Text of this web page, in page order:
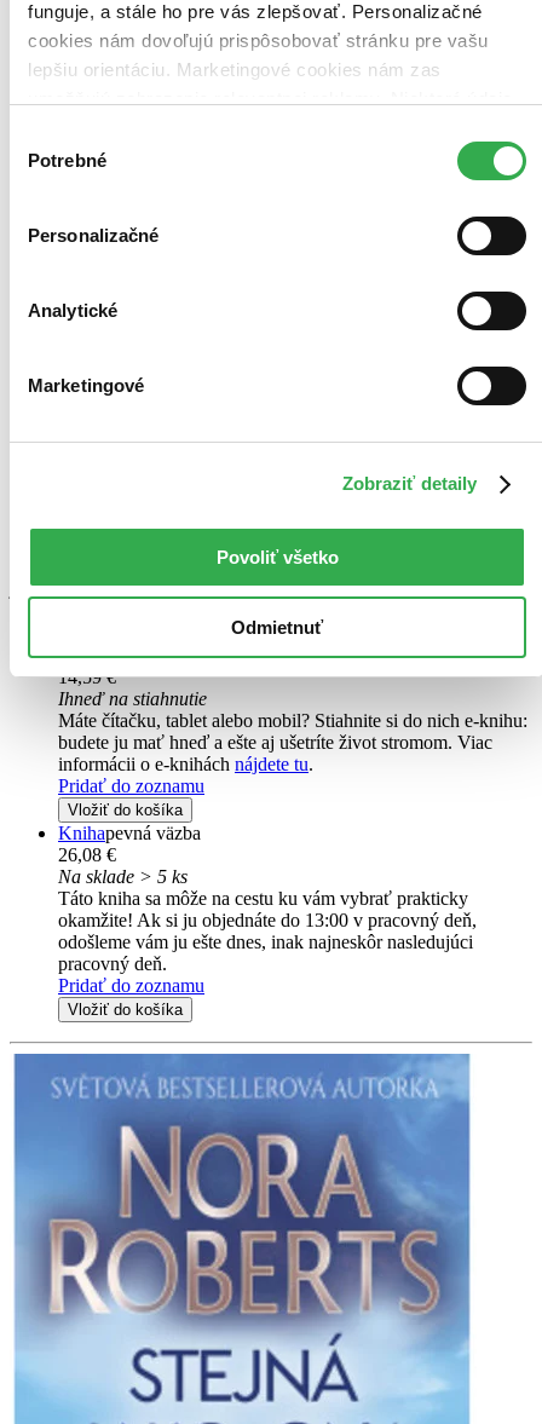
funguje, a stále ho pre vás zlepšovať. Personalizačné
cookies nám dovoľujú prispôsobovať stránku pre vašu
lepšiu orientáciu. Marketingové cookies nám zas
keby sme mohli používať všetky tieto cookies. Ďakujeme!
súhlasu
Potrebné
Personalizačné
Analytické
Marketingové
Zobraziť detaily
Povoliť všetko
Odmietnuť
E-kniha
Příliš blízko
Arden si vždycky přála stát se spisovatelkou a teď se jí sen konečně
splnil. Při autogramiádě si pro podpis přijde i sympatický muž
jménem Dustin, který nešetří chválou. Poté co Arden kývne na jeho
E-kniha PDF EPUB MOBI
14,59 €
Ihneď na stiahnutie
Máte čítačku, tablet alebo mobil? Stiahnite si do nich e-knihu:
budete ju mať hneď a ešte aj ušetríte život stromom. Viac
informácii o e-knihách nájdete tu.
Pridať do zoznamu
Vložiť do košíka
Knihapevná väzba
26,08 €
Na sklade > 5 ks
Táto kniha sa môže na cestu ku vám vybrať prakticky
okamžite! Ak si ju objednáte do 13:00 v pracovný deň,
odošleme vám ju ešte dnes, inak najneskôr nasledujúci
pracovný deň.
Pridať do zoznamu
Vložiť do košíka